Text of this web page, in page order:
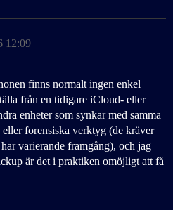
12:09
finns normalt ingen enkel
från en tidigare iCloud- eller
enheter som synkar med samma
forensiska verktyg (de kräver
varierande framgång), och jag
är det i praktiken omöjligt att få